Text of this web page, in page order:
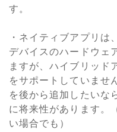
す。
・ネイティブアプリは
デバイスのハードウェ
ますが、ハイブリッド
をサポートしていませ
を後から追加したいな
に将来性があります。
い場合でも）